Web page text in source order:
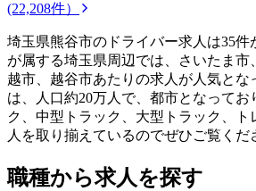
(22,208件）
埼玉県熊谷市のドライバー求人は35
が属する埼玉県周辺では、さいたま市
越市、越谷市あたりの求人が人気とな
は、人口約20万人で、都市となってお
ク、中型トラック、大型トラック、
人を取り揃えているのでぜひご覧くだ
職種から求人を探す